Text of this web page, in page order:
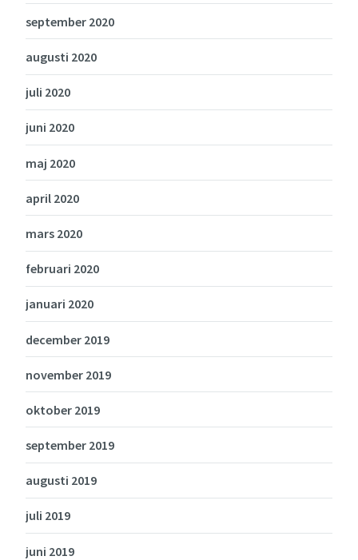
september 2020
augusti 2020
juli 2020
juni 2020
maj 2020
april 2020
mars 2020
februari 2020
januari 2020
december 2019
november 2019
oktober 2019
september 2019
augusti 2019
juli 2019
juni 2019